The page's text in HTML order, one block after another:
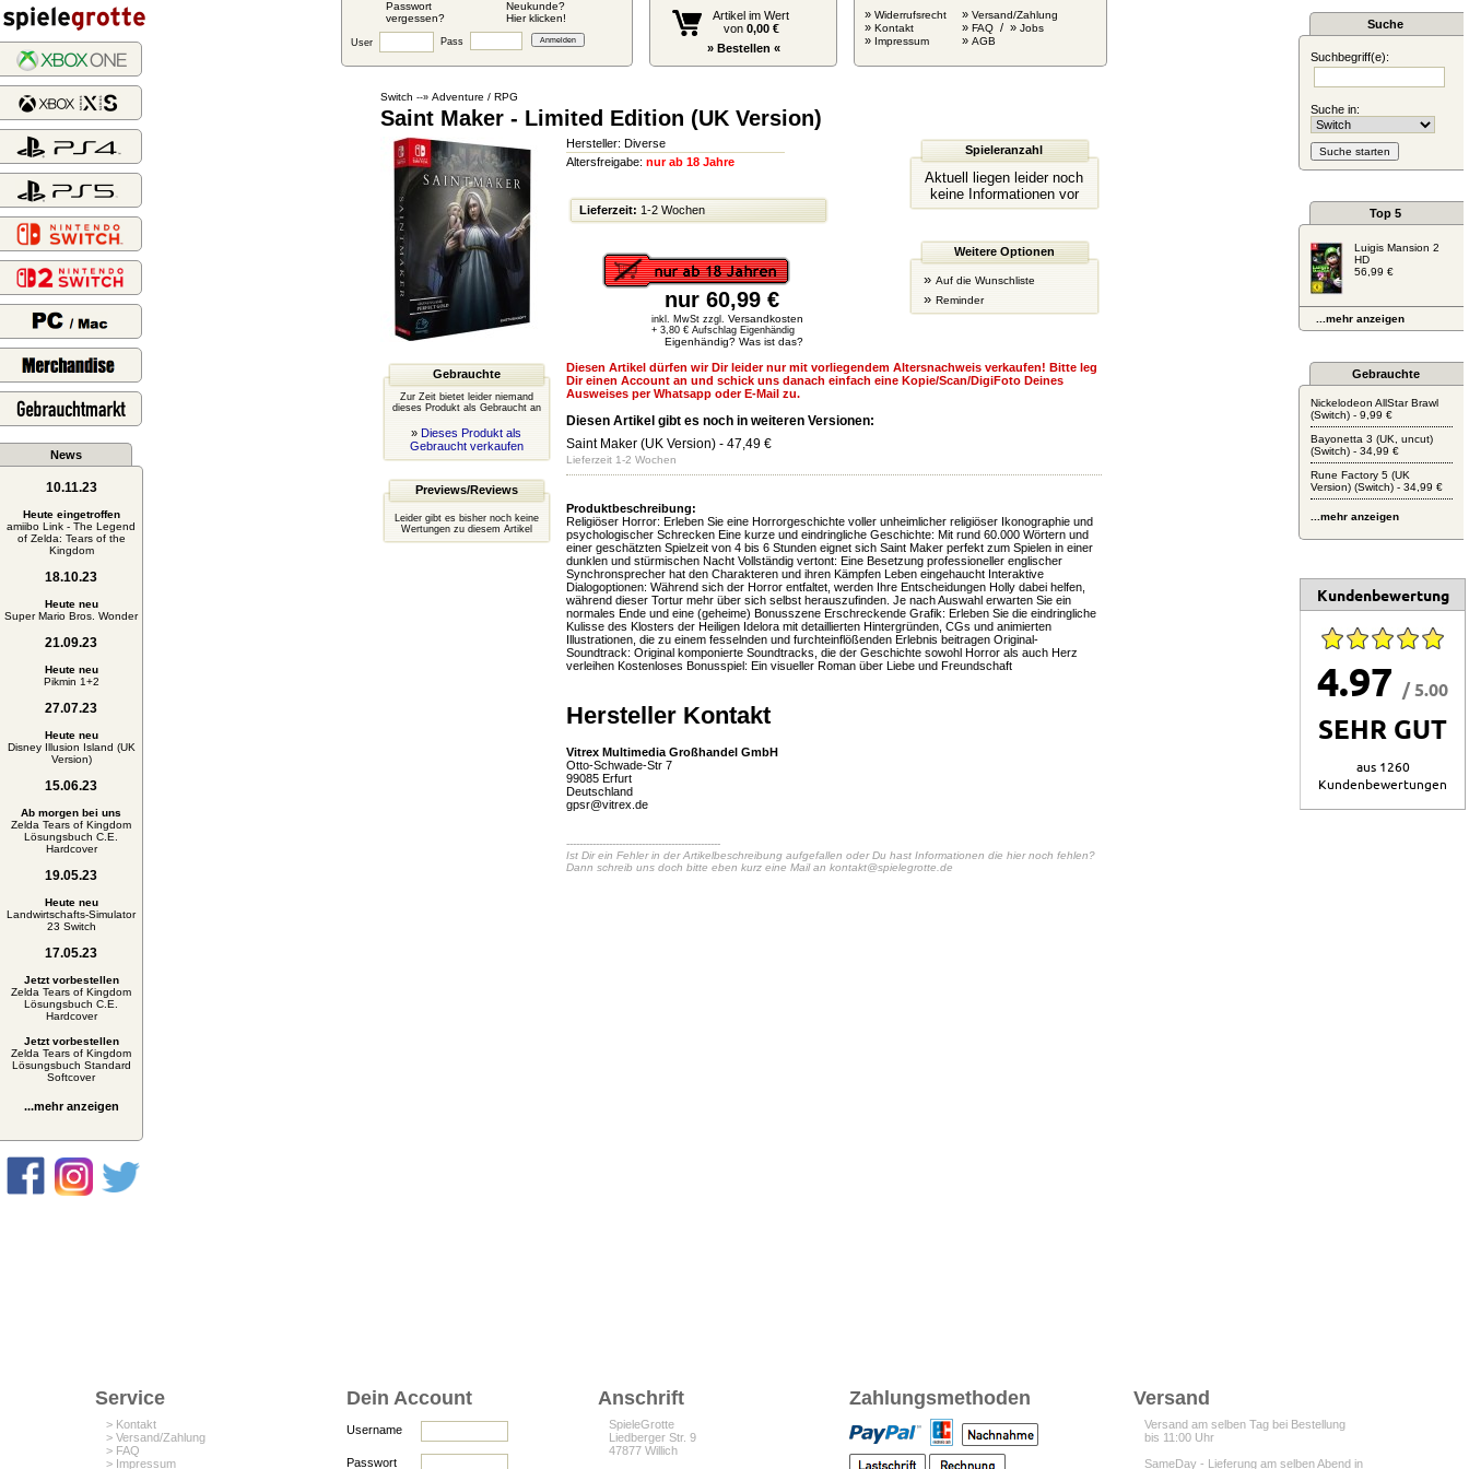
Passwort
vergessen?
Neukunde?
Hier klicken!
User Pass
Artikel im Wert
von 0,00 €
» Bestellen «
» Widerrufsrecht
» Kontakt
» Impressum
» Versand/Zahlung
» FAQ / » Jobs
» AGB
News
10.11.23
Heute eingetroffen
amiibo Link - The Legend
of Zelda: Tears of the
Kingdom
18.10.23
Heute neu
Super Mario Bros. Wonder
21.09.23
Heute neu
Pikmin 1+2
27.07.23
Heute neu
Disney Illusion Island (UK
Version)
15.06.23
Ab morgen bei uns
Zelda Tears of Kingdom
Lösungsbuch C.E.
Hardcover
19.05.23
Heute neu
Landwirtschafts-Simulator
23 Switch
17.05.23
Jetzt vorbestellen
Zelda Tears of Kingdom
Lösungsbuch C.E.
Hardcover
Jetzt vorbestellen
Zelda Tears of Kingdom
Lösungsbuch Standard
Softcover
...mehr anzeigen
Switch --» Adventure / RPG
Saint Maker - Limited Edition (UK Version)
Hersteller: Diverse
Altersfreigabe: nur ab 18 Jahre
Lieferzeit: 1-2 Wochen
nur 60,99 €
inkl. MwSt zzgl. Versandkosten
+ 3,80 € Aufschlag Eigenhändig
Eigenhändig? Was ist das?
Spieleranzahl
Aktuell liegen leider noch
keine Informationen vor
Weitere Optionen
» Auf die Wunschliste
» Reminder
Gebrauchte
Zur Zeit bietet leider niemand
dieses Produkt als Gebraucht an
» Dieses Produkt als
Gebraucht verkaufen
Previews/Reviews
Leider gibt es bisher noch keine
Wertungen zu diesem Artikel
Diesen Artikel dürfen wir Dir leider nur mit vorliegendem Altersnachweis verkaufen! Bitte leg
Dir einen Account an und schick uns danach einfach eine Kopie/Scan/DigiFoto Deines
Ausweises per Whatsapp oder E-Mail zu.
Diesen Artikel gibt es noch in weiteren Versionen:
Saint Maker (UK Version)- 47,49 €
Lieferzeit 1-2 Wochen
Produktbeschreibung:
Religiöser Horror: Erleben Sie eine Horrorgeschichte voller unheimlicher religiöser Ikonographie und
psychologischer Schrecken Eine kurze und eindringliche Geschichte: Mit rund 60.000 Wörtern und
einer geschätzten Spielzeit von 4 bis 6 Stunden eignet sich Saint Maker perfekt zum Spielen in einer
dunklen und stürmischen Nacht Vollständig vertont: Eine Besetzung professioneller englischer
Synchronsprecher hat den Charakteren und ihren Kämpfen Leben eingehaucht Interaktive
Dialogoptionen: Während sich der Horror entfaltet, werden Ihre Entscheidungen Holly dabei helfen,
während dieser Tortur mehr über sich selbst herauszufinden. Je nach Auswahl erwarten Sie ein
normales Ende und eine (geheime) Bonusszene Erschreckende Grafik: Erleben Sie die eindringliche
Kulisse des Klosters der Heiligen Idelora mit detaillierten Hintergründen, CGs und animierten
Illustrationen, die zu einem fesselnden und furchteinflößenden Erlebnis beitragen Original-
Soundtrack: Original komponierte Soundtracks, die der Geschichte sowohl Horror als auch Herz
verleihen Kostenloses Bonusspiel: Ein visueller Roman über Liebe und Freundschaft
Hersteller Kontakt
Vitrex Multimedia Großhandel GmbH
Otto-Schwade-Str 7
99085 Erfurt
Deutschland
gpsr@vitrex.de
-----------------------------------------------
Ist Dir ein Fehler in der Artikelbeschreibung aufgefallen oder Du hast Informationen die hier noch fehlen?
Dann schreib uns doch bitte eben kurz eine Mail an kontakt@spielegrotte.de
Suche
Suchbegriff(e):
Suche in:
Top 5
Luigis Mansion 2
HD
56,99 €
...mehr anzeigen
Gebrauchte
Nickelodeon AllStar Brawl
(Switch) - 9,99 €
Bayonetta 3 (UK, uncut)
(Switch) - 34,99 €
Rune Factory 5 (UK
Version) (Switch) - 34,99 €
...mehr anzeigen
Kundenbewertung
4.97 / 5.00
SEHR GUT
aus 1260
Kundenbewertungen
Service
> Kontakt
> Versand/Zahlung
> FAQ
> Impressum
Dein Account
Username
Passwort
Anschrift
SpieleGrotte
Liedberger Str. 9
47877 Willich
Zahlungsmethoden Versand
Versand am selben Tag bei Bestellung
bis 11:00 Uhr
SameDay - Lieferung am selben Abend in